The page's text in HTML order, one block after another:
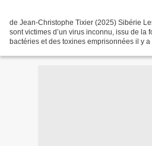
de Jean-Christophe Tixier (2025) Sibérie
sont victimes d’un virus inconnu, issu de la
bactéries et des toxines emprisonnées il y